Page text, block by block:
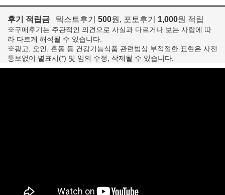
후기 적립금 텍스트후기 500원, 포토후기 1,000원 적립
※구매후기는 주관적인 의견으로 사실과 다르거나 보는 사람에 따
라 다르게 해석될 수 있습니다.
※광고, 오인, 혼동 등 건강기능식품 관련법상 부적절한 표현은 사전
통보없이 별표시(*) 및 임의 수정, 삭제될 수 있습니다.